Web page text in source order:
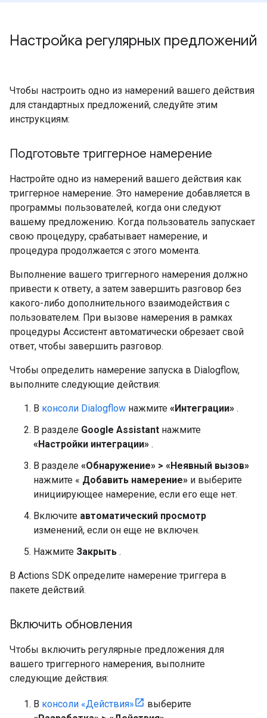
Настройка регулярных предложений
Чтобы настроить одно из намерений вашего действия
для стандартных предложений, следуйте этим
инструкциям:
Подготовьте триггерное намерение
Настройте одно из намерений вашего действия как
триггерное намерение. Это намерение добавляется в
программы пользователей, когда они следуют
вашему предложению. Когда пользователь запускает
свою процедуру, срабатывает намерение, и
процедура продолжается с этого момента.
Выполнение вашего триггерного намерения должно
привести к ответу, а затем завершить разговор без
какого-либо дополнительного взаимодействия с
пользователем. При вызове намерения в рамках
процедуры Ассистент автоматически обрезает свой
ответ, чтобы завершить разговор.
Чтобы определить намерение запуска в Dialogflow,
выполните следующие действия:
В консоли Dialogflow нажмите «Интеграции» .
В разделе Google Assistant нажмите
«Настройки интеграции» .
В разделе «Обнаружение» > «Неявный вызов»
нажмите « Добавить намерение» и выберите
инициирующее намерение, если его еще нет.
Включите автоматический просмотр
изменений, если он еще не включен.
Нажмите Закрыть .
В Actions SDK определите намерение триггера в
пакете действий.
Включить обновления
Чтобы включить регулярные предложения для
вашего триггерного намерения, выполните
следующие действия:
В консоли «Действия»
выберите